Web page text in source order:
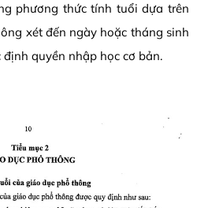
phương thức tính tuổi dựa trên
xét đến ngày hoặc tháng sinh
quyền nhập học cơ bản.